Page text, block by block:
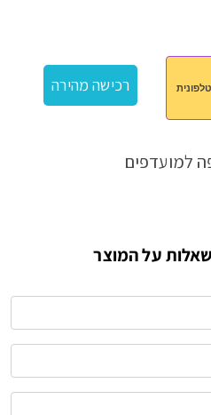
רכישה מהירה
למועדפים
על המוצר